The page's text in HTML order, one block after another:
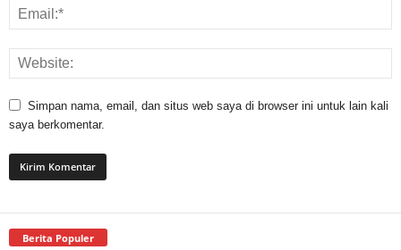
Simpan nama, email, dan situs web saya di browser ini untuk lain kali
saya berkomentar.
Berita Populer